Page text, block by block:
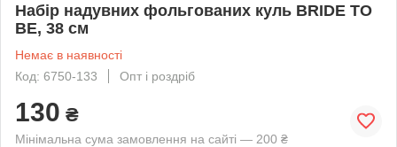
Набір надувних фольгованих куль BRIDE TO
BE, 38 см
Немає в наявності
Код: 6750-133
Опт і роздріб
130 ₴
Мінімальна сума замовлення на сайті — 200 ₴